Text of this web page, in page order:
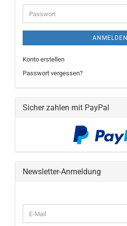
Adresse
Passwort
ANMELDEN
Konto erstellen
Passwort vergessen?
Sicher zahlen mit PayPal
Newsletter-Anmeldung
ZUR
E-
Mail